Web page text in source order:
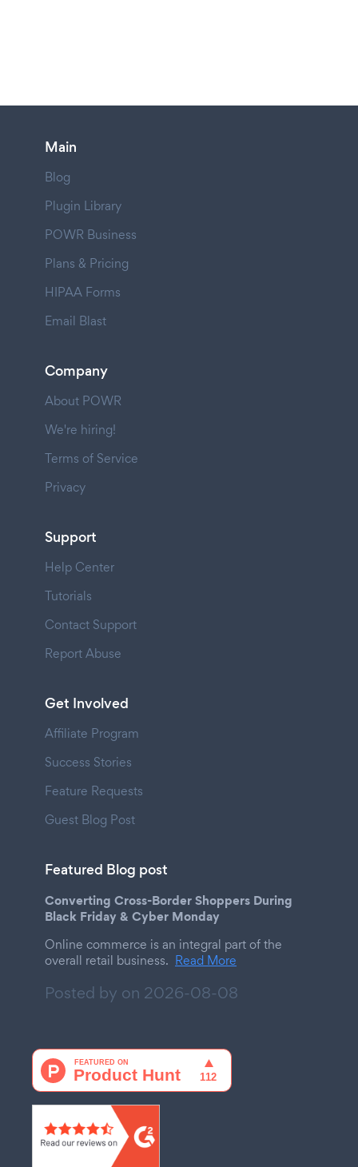
Main
Blog
Plugin Library
POWR Business
Plans & Pricing
HIPAA Forms
Email Blast
Company
About POWR
We're hiring!
Terms of Service
Privacy
Support
Help Center
Tutorials
Contact Support
Report Abuse
Get Involved
Affiliate Program
Success Stories
Feature Requests
Guest Blog Post
Featured Blog post
Converting Cross-Border Shoppers During
Black Friday & Cyber Monday
Online commerce is an integral part of the
overall retail business. Read More
Posted by on 2026-08-08